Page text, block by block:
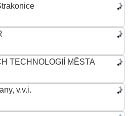
TECHNOLOGIÍ MĚSTA
v.v.i.